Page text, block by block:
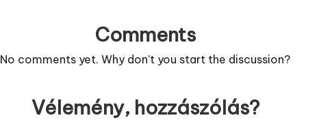
Comments
No comments yet. Why don’t you start the discussion?
Vélemény, hozzászólás?